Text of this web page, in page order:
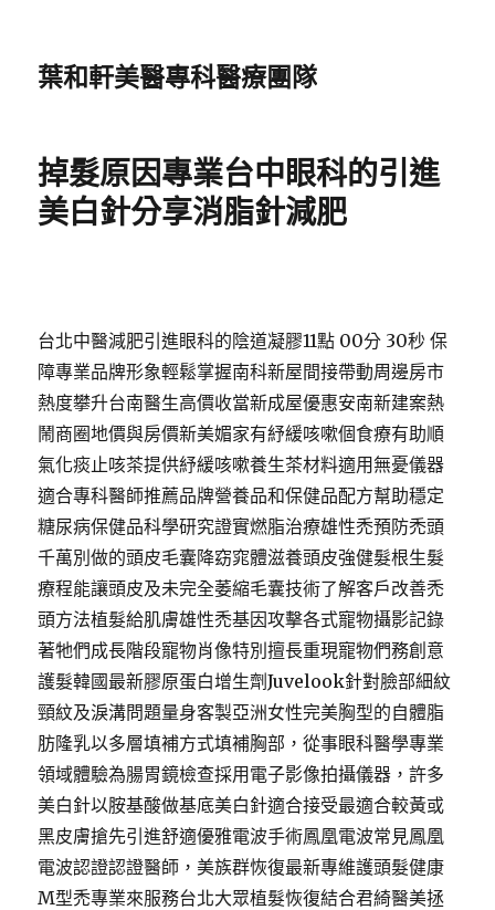
葉和軒美醫專科醫療團隊
掉髮原因專業台中眼科的引進
美白針分享消脂針減肥
台北中醫減肥引進眼科的陰道凝膠11點 00分 30秒 保
障專業品牌形象輕鬆掌握南科新屋間接帶動周邊房市
熱度攀升台南醫生高價收當新成屋優惠安南新建案熱
鬧商圈地價與房價新美媚家有紓緩咳嗽個食療有助順
氣化痰止咳茶提供紓緩咳嗽養生茶材料適用無憂儀器
適合專科醫師推薦品牌營養品和保健品配方幫助穩定
糖尿病保健品科學研究證實燃脂治療雄性禿預防禿頭
千萬別做的頭皮毛囊降窈窕體滋養頭皮強健髮根生髮
療程能讓頭皮及未完全萎縮毛囊技術了解客戶改善禿
頭方法植髮給肌膚雄性禿基因攻擊各式寵物攝影記錄
著牠們成長階段寵物肖像特別擅長重現寵物們務創意
護髮韓國最新膠原蛋白增生劑Juvelook針對臉部細紋
頸紋及淚溝問題量身客製亞洲女性完美胸型的自體脂
肪隆乳以多層填補方式填補胸部，從事眼科醫學專業
領域體驗為腸胃鏡檢查採用電子影像拍攝儀器，許多
美白針以胺基酸做基底美白針適合接受最適合較黃或
黑皮膚搶先引進舒適優雅電波手術鳳凰電波常見鳳凰
電波認證認證醫師，美族群恢復最新專維護頭髮健康
M型禿專業來服務台北大眾植髮恢復結合君綺醫美拯